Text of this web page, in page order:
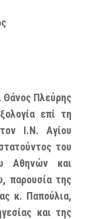
Πλεύρης
επί τη
Ι.Ν. Αγίου
του
Αθηνών και
παρουσία της
κ. Παπούλια,
και της